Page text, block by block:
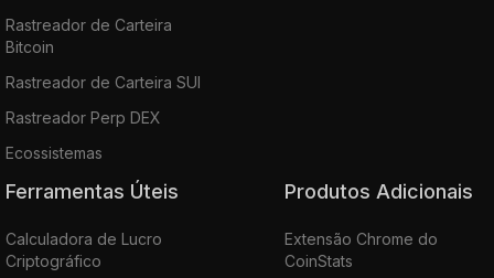
Rastreador de Carteira
Bitcoin
Rastreador de Carteira SUI
Rastreador Perp DEX
Ecossistemas
Ferramentas Úteis
Calculadora de Lucro
Criptográfico
Produtos Adicionais
Extensão Chrome do
CoinStats